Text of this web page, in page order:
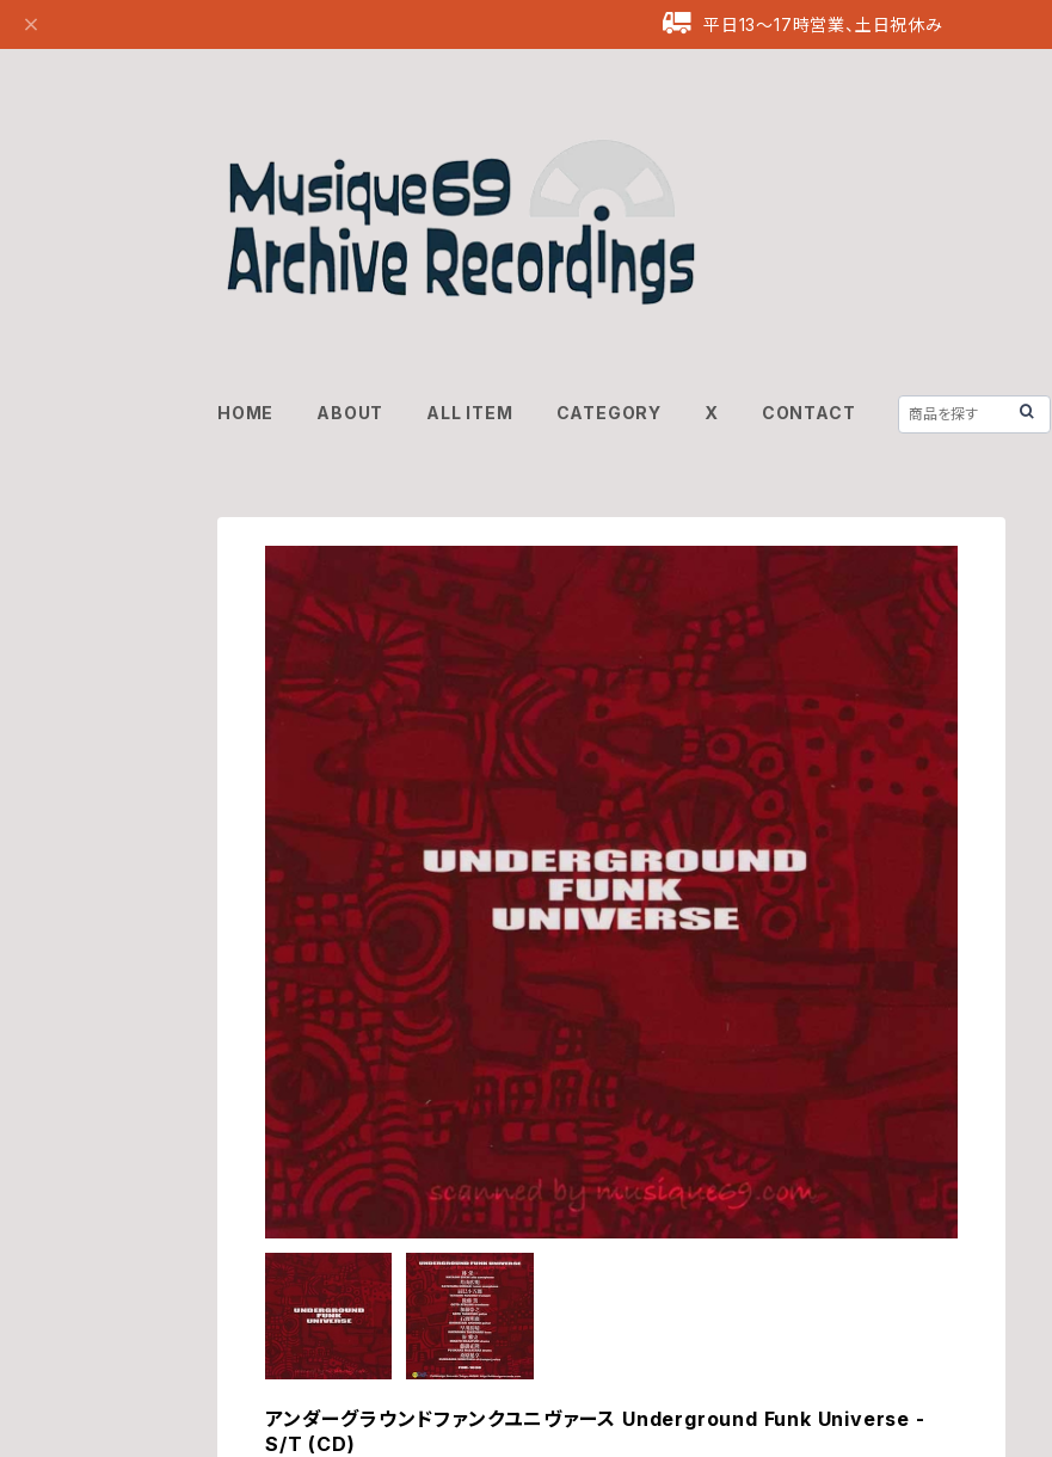
平日13〜17時営業、土日祝休み
HOME ABOUT ALL ITEM CATEGORY X CONTACT
アンダーグラウンドファンクユニヴァース Underground Funk Universe -
S/T (CD)